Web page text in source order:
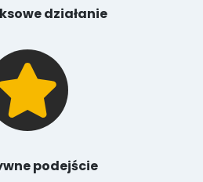
działanie
podejście